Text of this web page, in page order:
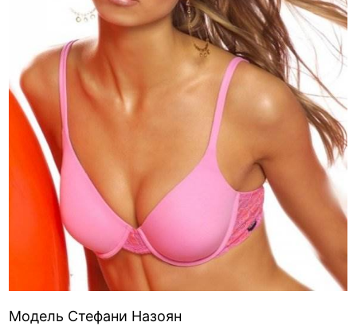
Модель Стефани Назоян